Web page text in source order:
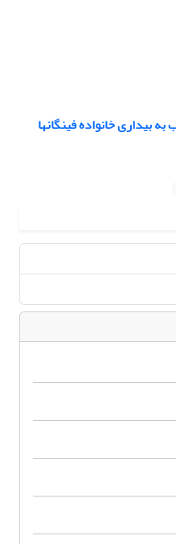
بیداری خانواده فینگانها